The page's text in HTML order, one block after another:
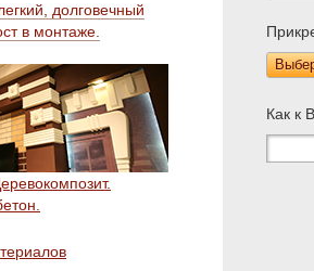
долговечный
в монтаже.
Как к